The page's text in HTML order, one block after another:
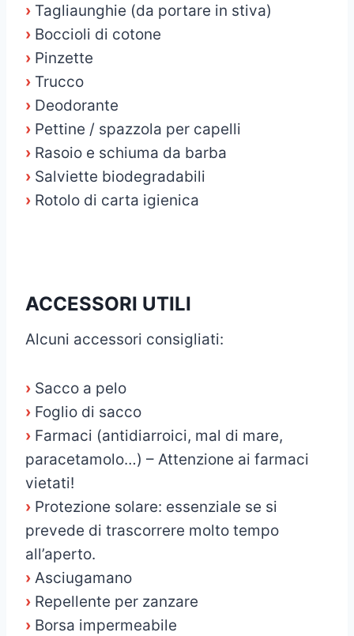
› Tagliaunghie (da portare in stiva)
› Boccioli di cotone
› Pinzette
› Trucco
› Deodorante
› Pettine / spazzola per capelli
› Rasoio e schiuma da barba
› Salviette biodegradabili
› Rotolo di carta igienica
ACCESSORI UTILI
Alcuni accessori consigliati:
› Sacco a pelo
› Foglio di sacco
› Farmaci (antidiarroici, mal di mare,
paracetamolo…) – Attenzione ai farmaci
vietati!
› Protezione solare: essenziale se si
prevede di trascorrere molto tempo
all’aperto.
› Asciugamano
› Repellente per zanzare
› Borsa impermeabile